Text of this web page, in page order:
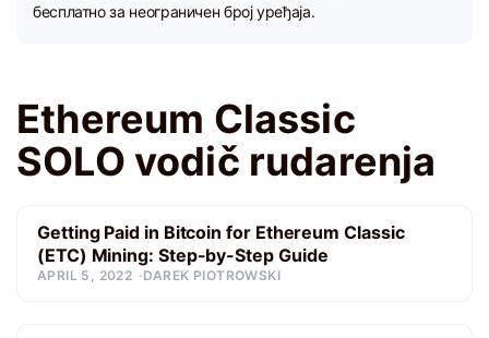
бесплатно за неограничен број уређаја.
Ethereum Classic
SOLO vodič rudarenja
Getting Paid in Bitcoin for Ethereum Classic
(ETC) Mining: Step-by-Step Guide
APRIL 5, 2022 DAREK PIOTROWSKI